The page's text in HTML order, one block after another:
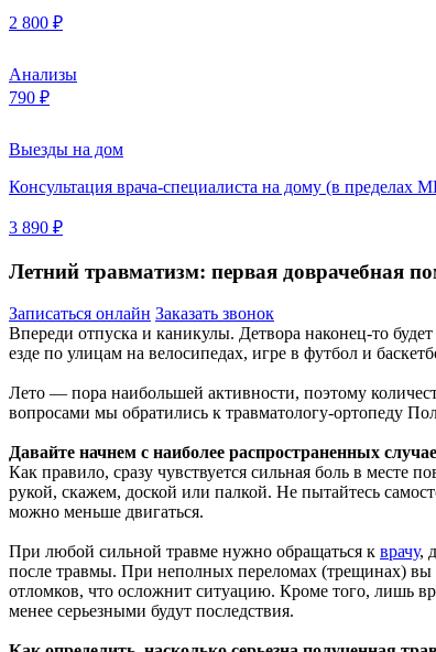
2 800 ₽
Анализы
790 ₽
Выезды на дом
Консультация врача-специалиста на дому (в пределах
3 890 ₽
Летний травматизм: первая доврачебная
Записаться онлайн Заказать звонок
Впереди отпуска и каникулы. Детвора наконец-то
езде по улицам на велосипедах, игре в футбол и
Лето — пора наибольшей активности, поэтому
вопросами мы обратились к травматологу-ортопеду
Давайте начнем с наиболее распространенных
Как правило, сразу чувствуется сильная боль в месте
рукой, скажем, доской или палкой. Не пытайтесь
можно меньше двигаться.
При любой сильной травме нужно обращаться к врачу,
после травмы. При неполных переломах (трещинах) вы
отломков, что осложнит ситуацию. Кроме того, лишь
менее серьезными будут последствия.